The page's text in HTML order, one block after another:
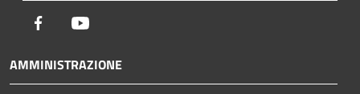
Facebook
AMMINISTRAZIONE